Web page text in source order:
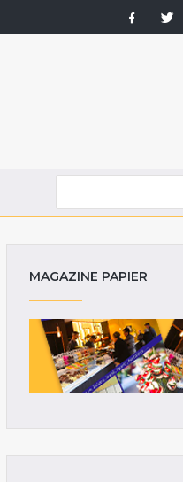
MAGAZINE PAPIER